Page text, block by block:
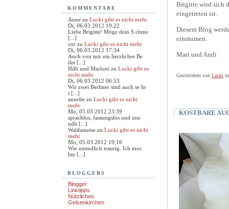
KOMMENTARE
Anne zu Lucki gibt es nicht mehr
Di, 06.03.2012 19:22
Liebe Brigitte! Möge dein S chme
[...]
cor zu Lucki gibt es nicht mehr
Di, 06.03.2012 17:34
Auch von mir ein herzliches Be
ilei [...]
Hilli und Marloni zu Lucki gibt es
nicht mehr
Di, 06.03.2012 06:53
Wir zwei Berliner sind auch se hr
t [...]
annelie zu Lucki gibt es nicht
mehr
Mo, 05.03.2012 23:39
sprachlos, fassungslos und une
ndli [...]
Waldameise zu Lucki gibt es nicht
mehr
Mo, 05.03.2012 19:16
Wie unendlich traurig. Ich moc
hte [...]
BLOGGERS
Blogger
Linktipps
Nützliches
Gelsenkirchen
Brigitte wird sich
eingetreten ist.
Diesem Blog
einräumen.
Mari und Andi
Geschrieben vonLucki
KOSTBARE